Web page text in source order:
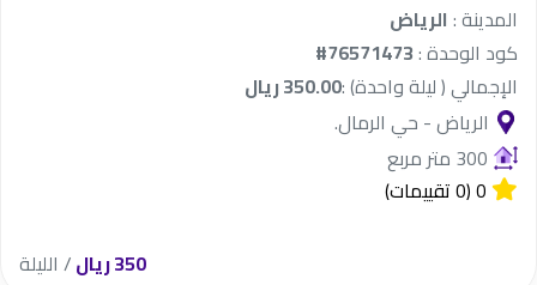
المدينة : الرياض
كود الوحدة :#76571473
الإجمالي ( ليلة واحدة) :350.00 ريال
الرياض - حي الرمال.
300 متر مربع
0(0 تقييمات)
350 ريال / الليلة